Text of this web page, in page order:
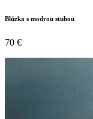
Blúzka s modrou stuhou
70 €